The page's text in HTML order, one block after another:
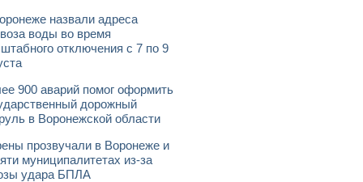
назвали адреса
воды во время
отключения с 7 по 9
900 аварий помог оформить
дорожный
в Воронежской области
прозвучали в Воронеже и
муниципалитетах из-за
удара БПЛА